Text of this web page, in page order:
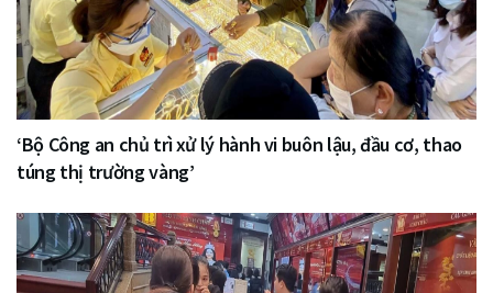
‘Bộ Công an chủ trì xử lý hành vi buôn lậu, đầu cơ, thao
túng thị trường vàng’